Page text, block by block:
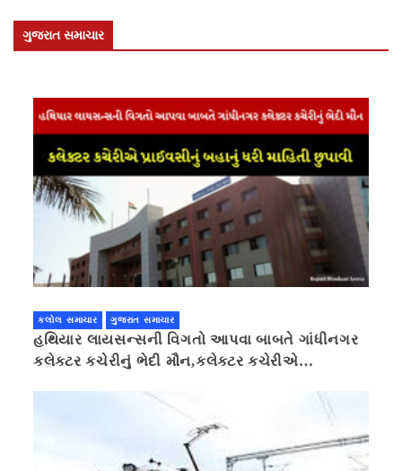
ગુજરાત સમાચાર
કલોલ સમાચાર ગુજરાત સમાચાર
હથિયાર લાયસન્સની વિગતો આપવા બાબતે ગાંધીનગર
કલેક્ટર કચેરીનું ભેદી મૌન,કલેક્ટર કચેરીએ